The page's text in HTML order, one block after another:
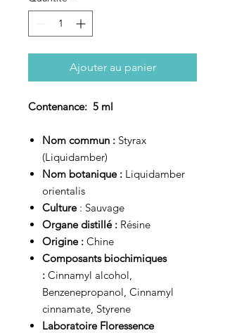
Ajouter au panier
Contenance: 5 ml
Nom commun : Styrax
(Liquidamber)
Nom botanique : Liquidamber
orientalis
Culture : Sauvage
Organe distillé : Résine
Origine : Chine
Composants biochimiques
: Cinnamyl alcohol,
Benzenepropanol, Cinnamyl
cinnamate, Styrene
Laboratoire Floressence